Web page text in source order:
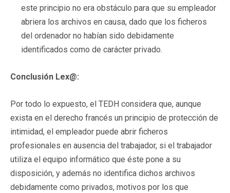
este principio no era obstáculo para que su empleador
abriera los archivos en causa, dado que los ficheros
del ordenador no habían sido debidamente
identificados como de carácter privado.
Conclusión Lex@:
Por todo lo expuesto, el TEDH considera que, aunque
exista en el derecho francés un principio de protección de
intimidad, el empleador puede abrir ficheros
profesionales en ausencia del trabajador, si el trabajador
utiliza el equipo informático que éste pone a su
disposición, y además no identifica dichos archivos
debidamente como privados, motivos por los que